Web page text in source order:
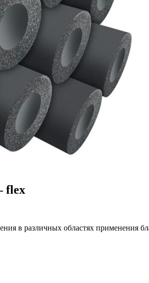
flex
в различных областях применения